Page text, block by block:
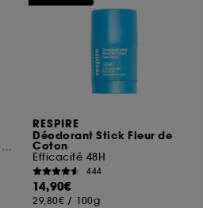
Sérum de croissance pour cheveux
RESPIRE
Déodorant Stick Fleur de
Coton
Efficacité 48H
444
14,90€
29,80€ / 100g